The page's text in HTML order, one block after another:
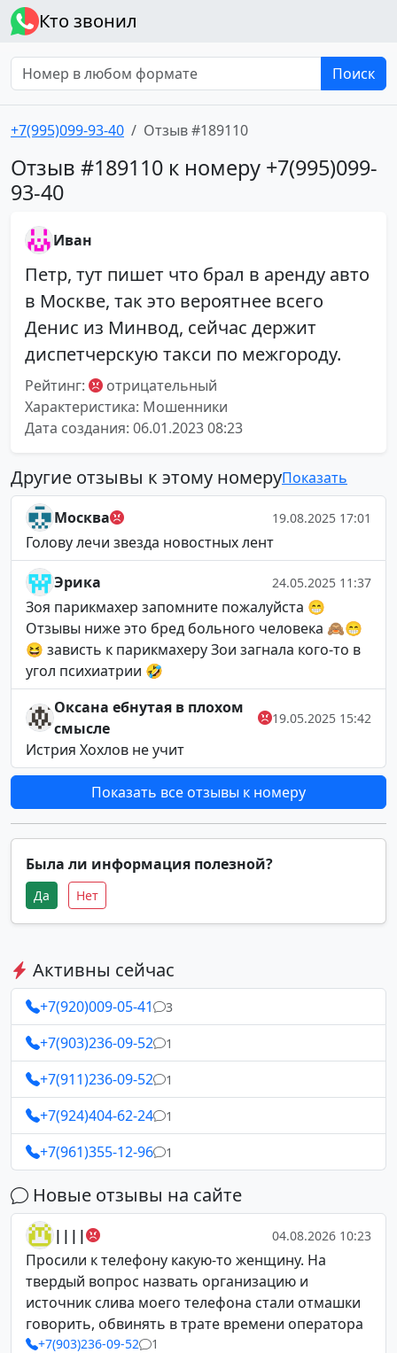
Кто звонил
Поиск
+7(995)099-93-40 Отзыв #189110
Отзыв #189110 к номеру +7(995)099-
93-40
Иван
Петр, тут пишет что брал в аренду авто
в Москве, так это вероятнее всего
Денис из Минвод, сейчас держит
диспетчерскую такси по межгороду.
Рейтинг:
отрицательный
Характеристика: Мошенники
Дата создания: 06.01.2023 08:23
Другие отзывы к этому номеруПоказать
Москва 19.08.2025 17:01
Голову лечи звезда новостных лент
Эрика 24.05.2025 11:37
Зоя парикмахер запомните пожалуйста 😁
Отзывы ниже это бред больного человека 🙈😁
😆 зависть к парикмахеру Зои загнала кого-то в
угол психиатрии 🤣
Оксана ебнутая в плохом
смысле
19.05.2025 15:42
Истрия Хохлов не учит
Показать все отзывы к номеру
Была ли информация полезной?
Да Нет
Активны сейчас
+7(920)009-05-41 3
+7(903)236-09-52 1
+7(911)236-09-52 1
+7(924)404-62-24 1
+7(961)355-12-96 1
Новые отзывы на сайте
|||| 04.08.2026 10:23
Просили к телефону какую-то женщину. На
твердый вопрос назвать организацию и
источник слива моего телефона стали отмашки
говорить, обвинять в трате времени оператора
+7(903)236-09-52 1